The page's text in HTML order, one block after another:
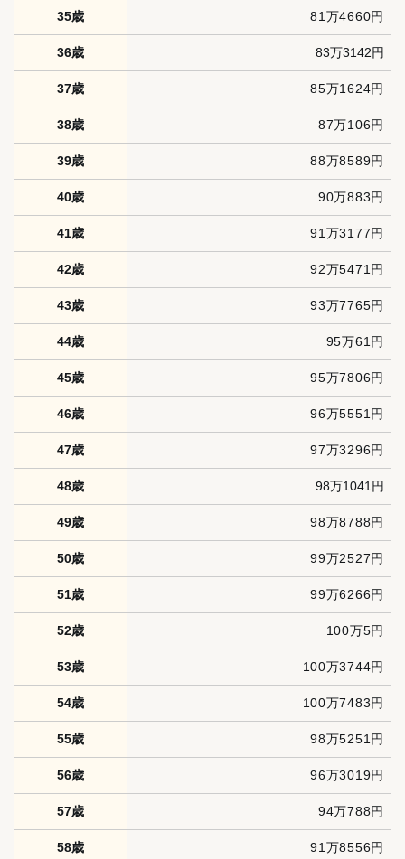
35歳 81万4660円
36歳 83万3142円
37歳 85万1624円
38歳 87万106円
39歳 88万8589円
40歳 90万883円
41歳 91万3177円
42歳 92万5471円
43歳 93万7765円
44歳 95万61円
45歳 95万7806円
46歳 96万5551円
47歳 97万3296円
48歳 98万1041円
49歳 98万8788円
50歳 99万2527円
51歳 99万6266円
52歳 100万5円
53歳 100万3744円
54歳 100万7483円
55歳 98万5251円
56歳 96万3019円
57歳 94万788円
58歳 91万8556円